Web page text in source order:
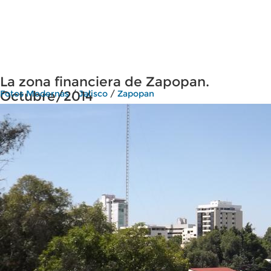
La zona financiera de Zapopan.
Octubre/2014
Fotos Modernas/Jalisco / Zapopan